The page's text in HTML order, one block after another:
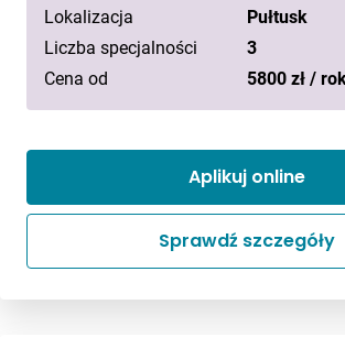
Lokalizacja
Pułtusk
Liczba specjalności
3
Cena od
5800 zł /
Aplikuj online
Sprawdź szczegóły